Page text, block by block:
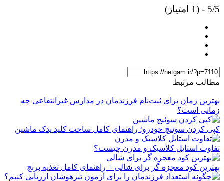
5/5 - (1 امتیاز)
مطالب مرتبط
بهترین زمان برای ثبت‌نام فرزندمان در مدارس غیرانتفاعی چه
زمانی است؟
کپی کردن سوئیچ خودرو؛ راهنمای کامل ساخت کلید یدک ماشین
تفاوت استایل کلاسیک و مدرن چیست؟
بهترین کود معجزه گر برای شالی + راهنمای کامل تغذیه برنج